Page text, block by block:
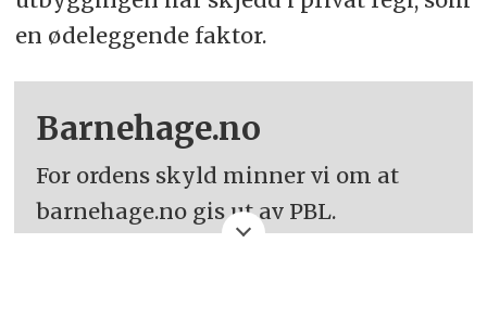
en ødeleggende faktor.
Barnehage.no
For ordens skyld minner vi om at
barnehage.no gis ut av PBL.